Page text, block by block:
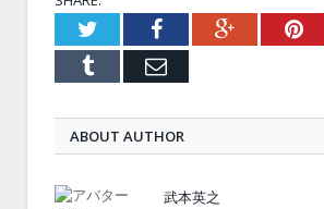
TwitterFacebookGoogle+
Tumblr Email
ABOUT AUTHOR
武本英之